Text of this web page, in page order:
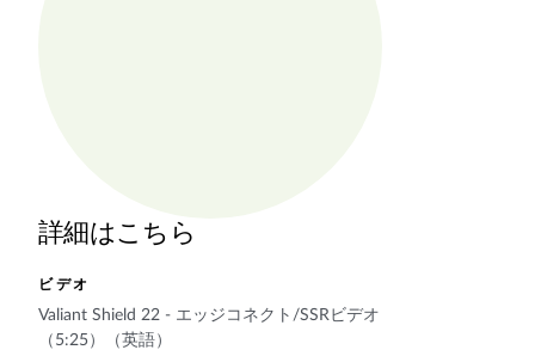
詳細はこちら
ビデオ
Valiant Shield 22 ‐ エッジコネクト/SSRビデオ
（5:25）（英語）